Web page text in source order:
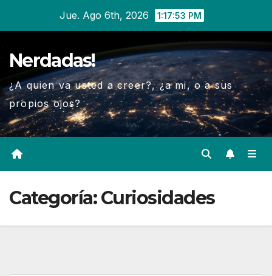
contenido
Jue. Ago 6th, 2026 1:17:54 PM
Nerdadas!
¿A quien va usted a creer?, ¿a mi, o a sus
propios ojos?
Categoría:Curiosidades